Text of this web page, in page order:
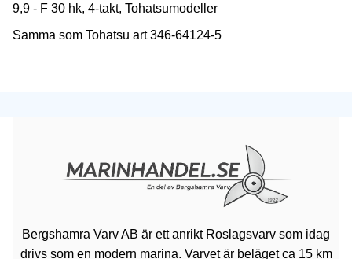
9,9 - F 30 hk, 4-takt, Tohatsumodeller
Samma som Tohatsu art 346-64124-5
Bergshamra Varv AB är ett anrikt Roslagsvarv som idag
drivs som en modern marina. Varvet är beläget ca 15 km